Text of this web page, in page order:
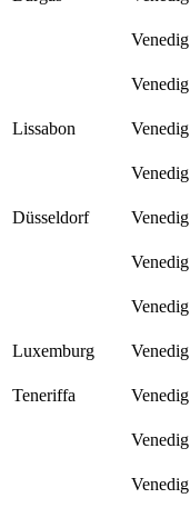
Venedig
Venedig
Lissabon
Venedig
Venedig
Düsseldorf
Venedig
Venedig
Venedig
Luxemburg
Venedig
Teneriffa
Venedig
Venedig
Venedig